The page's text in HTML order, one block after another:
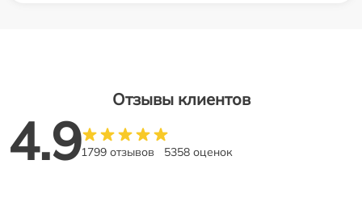
Отзывы клиентов
4.91799 отзывов 5358 оценок